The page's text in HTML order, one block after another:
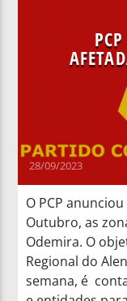
28/09/2023
O PCP
Outubro, as
Odemira. O
Regional do
semana, é